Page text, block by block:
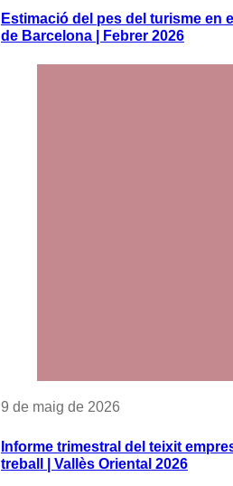
Estimació del pes del turisme en
de Barcelona | Febrer 2026
9 de maig de 2026
Informe trimestral del teixit
treball | Vallès Oriental 2026